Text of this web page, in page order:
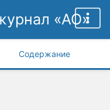
«АО»
Содержание